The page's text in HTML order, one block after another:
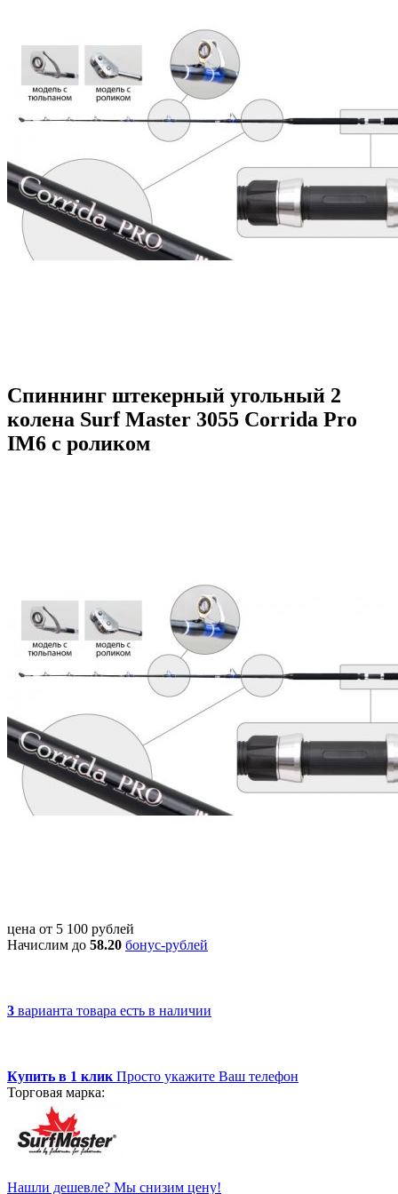
Спиннинг штекерный угольный 2
колена Surf Master 3055 Corrida Pro
IM6 с роликом
цена от 5 100 рублей
Начислим до 58.20 бонус-рублей
3 варианта товара есть в наличии
Купить в 1 клик Просто укажите Ваш телефон
Торговая марка:
Нашли дешевле? Мы снизим цену!